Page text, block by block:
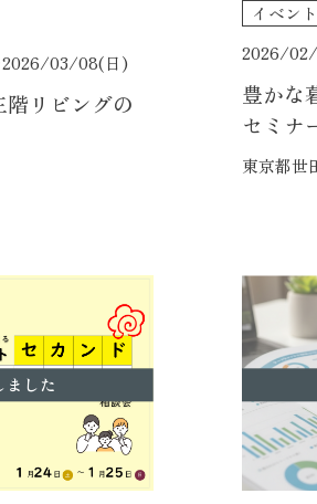
2026/03/08(日)
リビングの
イベント
2026/
豊かな
セミナ
東京都世
ました